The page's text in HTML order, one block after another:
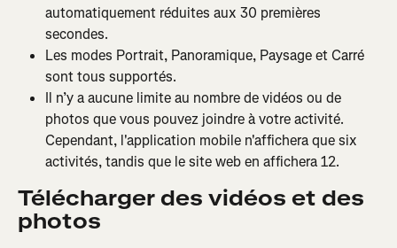
automatiquement réduites aux 30 premières
secondes.
Les modes Portrait, Panoramique, Paysage et Carré
sont tous supportés.
Il n’y a aucune limite au nombre de vidéos ou de
photos que vous pouvez joindre à votre activité.
Cependant, l'application mobile n'affichera que six
activités, tandis que le site web en affichera 12.
Télécharger des vidéos et des
photos